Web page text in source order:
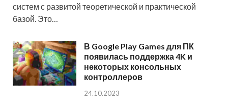
систем с развитой теоретической и практической
базой. Это…
В Google Play Games для ПК
появилась поддержка 4K и
некоторых консольных
контроллеров
24.10.2023